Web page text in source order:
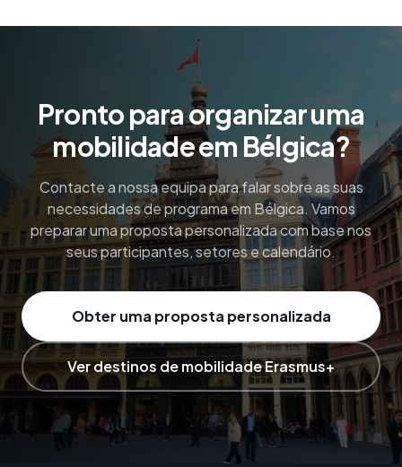
Pronto para organizar uma
mobilidade em Bélgica?
Contacte a nossa equipa para falar sobre as suas
necessidades de programa em Bélgica. Vamos
preparar uma proposta personalizada com base nos
seus participantes, setores e calendário.
Obter uma proposta personalizada
Ver destinos de mobilidade Erasmus+